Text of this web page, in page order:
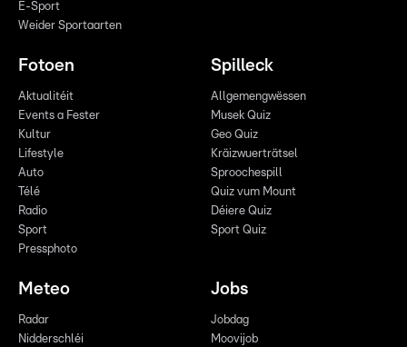
E-Sport
Weider Sportaarten
Fotoen
Aktualitéit
Events a Fester
Kultur
Lifestyle
Auto
Télé
Radio
Sport
Pressphoto
Spilleck
Allgemengwëssen
Musek Quiz
Geo Quiz
Kräizwuerträtsel
Sproochespill
Quiz vum Mount
Déiere Quiz
Sport Quiz
Meteo
Radar
Nidderschléi
Jobs
Jobdag
Moovijob